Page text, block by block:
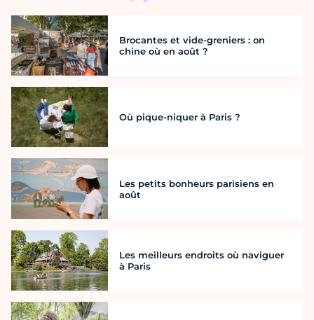
Brocantes et vide-greniers : on
chine où en août ?
Où pique-niquer à Paris ?
Les petits bonheurs parisiens en
août
Les meilleurs endroits où naviguer
à Paris